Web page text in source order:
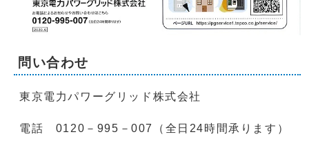
問い合わせ
東京電力パワーグリッド株式会社
電話 0120－995－007（全日24時間承ります）